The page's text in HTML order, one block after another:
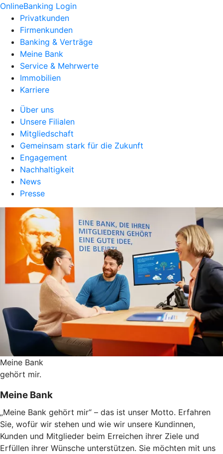
OnlineBanking Login
Privatkunden
Firmenkunden
Banking & Verträge
Meine Bank
Service & Mehrwerte
Immobilien
Karriere
Über uns
Unsere Filialen
Mitgliedschaft
Gemeinsam stark für die Zukunft
Engagement
Nachhaltigkeit
News
Presse
Meine Bank
gehört mir.
Meine Bank
„Meine Bank gehört mir“ – das ist unser Motto. Erfahren
Sie, wofür wir stehen und wie wir unsere Kundinnen,
Kunden und Mitglieder beim Erreichen ihrer Ziele und
Erfüllen ihrer Wünsche unterstützen. Sie möchten mit uns